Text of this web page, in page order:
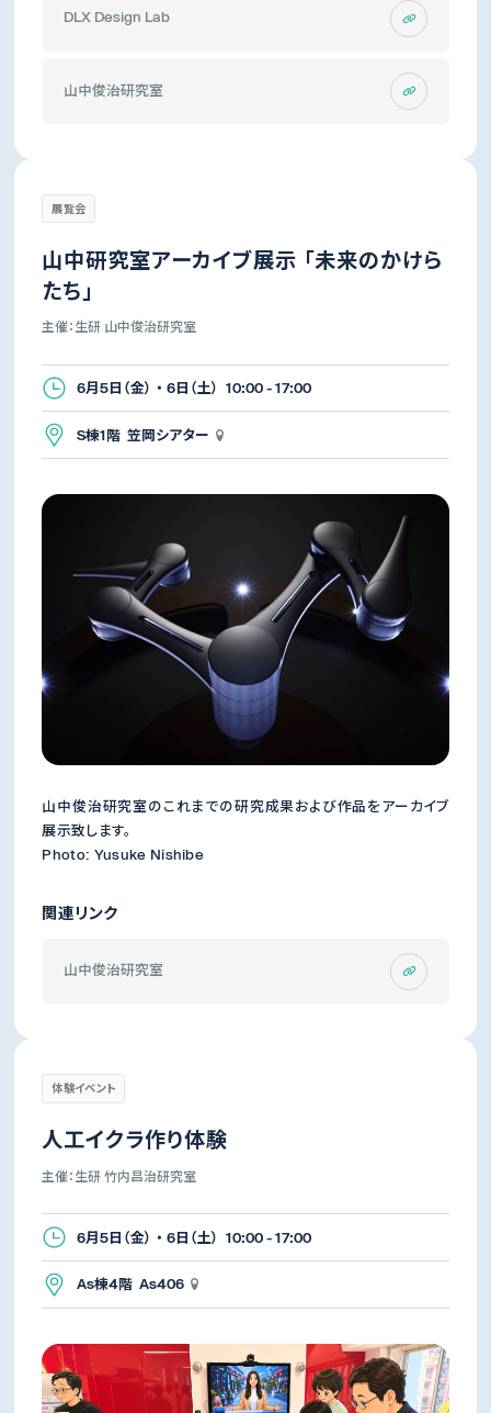
DLX Design Lab
山中俊治研究室
展覧会
山中研究室アーカイブ展示 「未来のかけら
たち」
主催：生研 山中俊治研究室
6月5日（金） ・ 6日（土） 10:00 - 17:00
S棟1階 笠岡シアター
山中俊治研究室のこれまでの研究成果および作品をアーカイブ
展示致します。
Photo: Yusuke Nishibe
関連リンク
山中俊治研究室
体験イベント
人工イクラ作り体験
主催：生研 竹内昌治研究室
6月5日（金） ・ 6日（土） 10:00 - 17:00
As棟4階 As406